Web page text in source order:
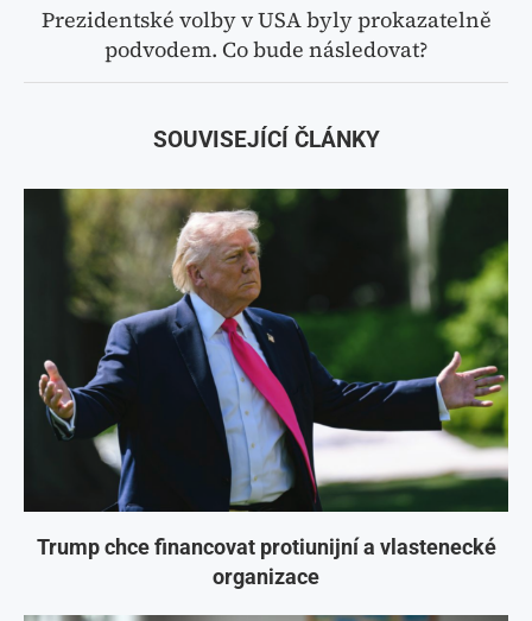
Prezidentské volby v USA byly prokazatelně
podvodem. Co bude následovat?
SOUVISEJÍCÍ ČLÁNKY
Trump chce financovat protiunijní a vlastenecké
organizace